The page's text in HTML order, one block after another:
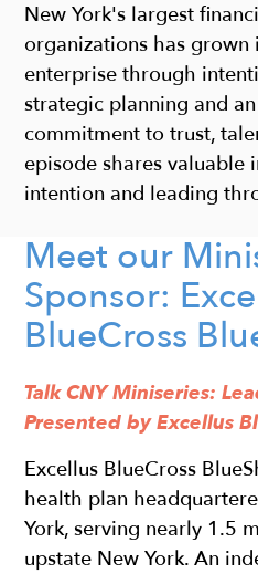
New York's largest
organizations has grown
enterprise through
strategic planning and
commitment to trust,
episode shares valuable
intention and leading
Meet our
Sponsor:
BlueCross
Talk CNY Miniseries:
Presented by Excellus
Excellus BlueCross
health plan
York, serving nearly 1.5
upstate New York. An